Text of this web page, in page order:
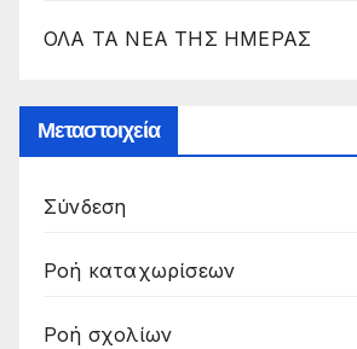
ΟΛΑ ΤΑ ΝΕΑ ΤΗΣ ΗΜΕΡΑΣ
Μεταστοιχεία
Σύνδεση
Ροή καταχωρίσεων
Ροή σχολίων